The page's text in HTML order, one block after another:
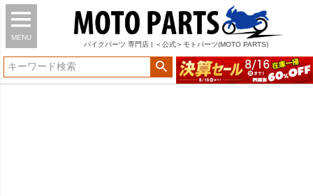
MENU
バイク パーツ 専門店 | ＜公式＞モトパーツ(MOTO PARTS)